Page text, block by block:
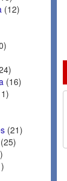
(12)
(16)
(21)
(25)